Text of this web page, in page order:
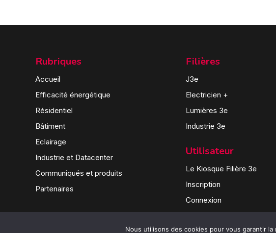
Rubriques
Accueil
Efficacité énergétique
Résidentiel
Bâtiment
Eclairage
Industrie et Datacenter
Communiqués et produits
Partenaires
Filières
J3e
Electricien +
Lumières 3e
Industrie 3e
Utilisateur
Le Kiosque Filière 3e
Inscription
Connexion
Nous utilisons des cookies pour vous garantir